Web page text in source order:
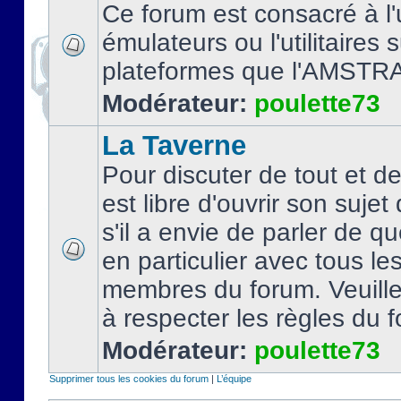
Ce forum est consacré à
émulateurs ou l'utilitaires
plateformes que
Modérateur: poulette73
La Taverne
Pour discuter de tout et
est libre d'ouvrir son sujet
s'il a envie de parler de
en particulier avec tous
membres du forum.
à respecter les règles du
Modérateur: poulette73
Supprimer tous les cookies du forum | L’équipe